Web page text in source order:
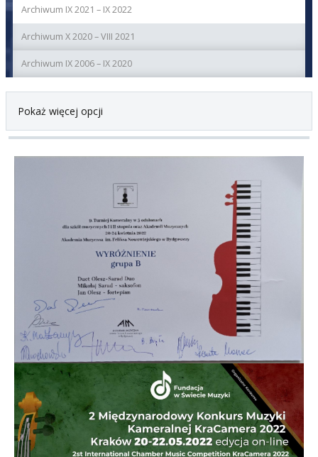
Archiwum IX 2021 – IX 2022
Archiwum X 2020 – VIII 2021
Archiwum IX 2006 – IX 2020
Pokaż więcej opcji